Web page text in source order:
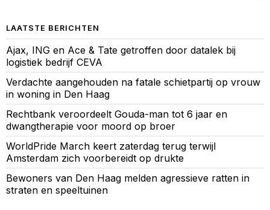
LAATSTE BERICHTEN
Ajax, ING en Ace & Tate getroffen door datalek bij
logistiek bedrijf CEVA
Verdachte aangehouden na fatale schietpartij op vrouw
in woning in Den Haag
Rechtbank veroordeelt Gouda-man tot 6 jaar en
dwangtherapie voor moord op broer
WorldPride March keert zaterdag terug terwijl
Amsterdam zich voorbereidt op drukte
Bewoners van Den Haag melden agressieve ratten in
straten en speeltuinen